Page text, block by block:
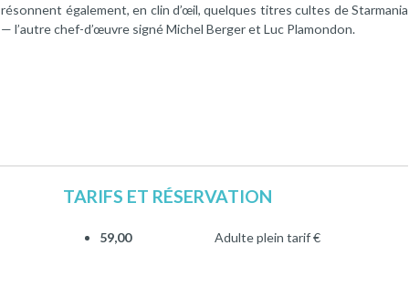
résonnent également, en clin d’œil, quelques titres cultes de Starmania
— l’autre chef-d’œuvre signé Michel Berger et Luc Plamondon.
TARIFS ET RÉSERVATION
59,00 Adulte plein tarif €